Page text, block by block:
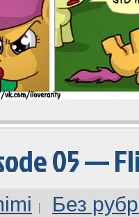
05 —
Без